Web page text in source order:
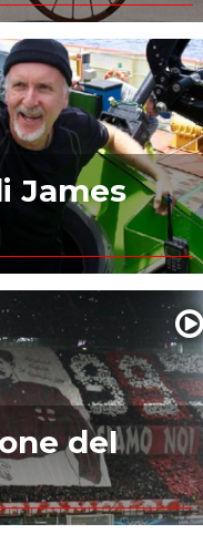
James
del